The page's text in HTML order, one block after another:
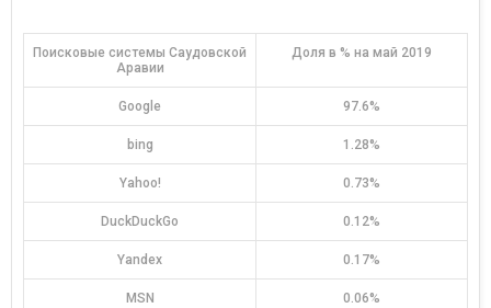
Поисковые системы Саудовской
Аравии
Доля в % на май 2019
Google 97.6%
bing 1.28%
Yahoo! 0.73%
DuckDuckGo 0.12%
Yandex 0.17%
MSN 0.06%